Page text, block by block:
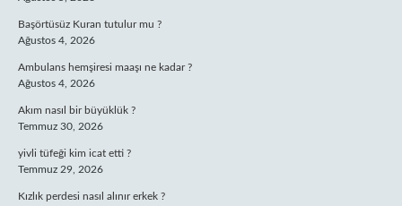
Başörtüsüz Kuran tutulur mu ?
Ağustos 4, 2026
Ambulans hemşiresi maaşı ne kadar ?
Ağustos 4, 2026
Akım nasıl bir büyüklük ?
Temmuz 30, 2026
yivli tüfeği kim icat etti ?
Temmuz 29, 2026
Kızlık perdesi nasıl alınır erkek ?